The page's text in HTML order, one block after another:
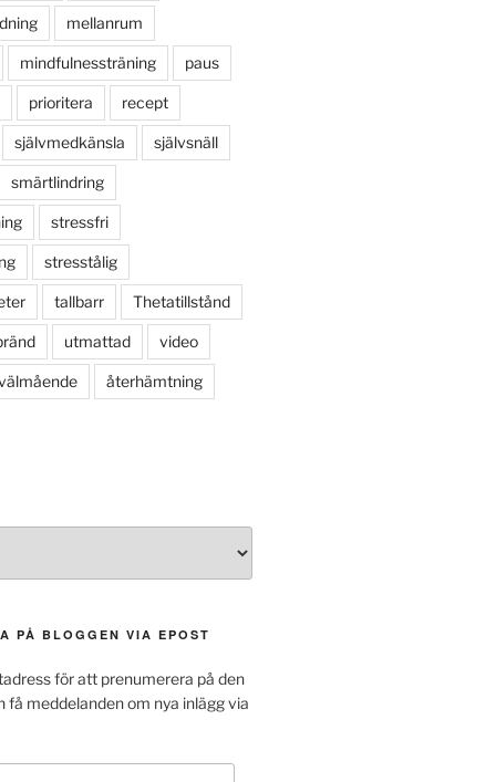
mellanrum
mindfulnessträning paus
prioritera recept
självmedkänsla självsnäll
smärtlindring
stressfri
stresstålig
tallbarr Thetatillstånd
utmattad video
återhämtning
PÅ BLOGGEN VIA EPOST
för att prenumerera på den
få meddelanden om nya inlägg via